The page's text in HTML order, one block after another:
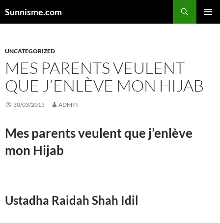
auSunnisme.com
UNCATEGORIZED
MES PARENTS VEULENT
QUE J’ENLÈVE MON HIJAB
30/03/2015 ADMIN
Mes parents veulent que j’enlève
mon Hijab
Ustadha Raidah Shah Idil